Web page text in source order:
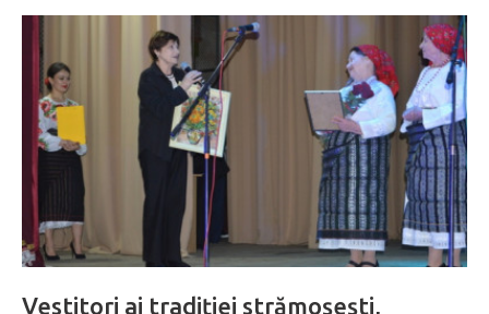
Vestitori ai tradiţiei strămoşeşti,